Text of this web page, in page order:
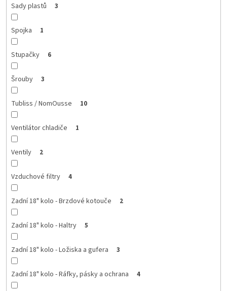
Sady plastů 3
Spojka 1
Stupačky 6
Šrouby 3
Tubliss / NomOusse 10
Ventilátor chladiče 1
Ventily 2
Vzduchové filtry 4
Zadní 18" kolo - Brzdové kotouče 2
Zadní 18" kolo - Haltry 5
Zadní 18" kolo - Ložiska a gufera 3
Zadní 18" kolo - Ráfky, pásky a ochrana 4